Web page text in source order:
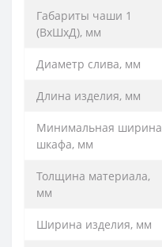
Габариты чаши 1
(ВхШхД), мм
Диаметр слива, мм
Длина изделия, мм
Минимальная ширина
шкафа, мм
Толщина материала,
мм
Ширина изделия, мм